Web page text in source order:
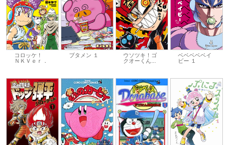
コロッケ！
ＮＫＶｅｒ．
ブタメン １
ウソツキ！ゴ
クオーくん...
ベベベベベイ
ビー １